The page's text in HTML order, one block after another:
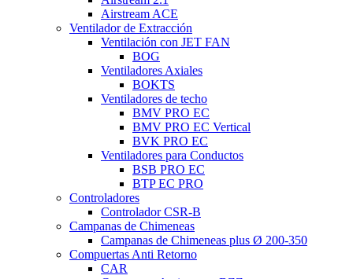
Airstream ACE
Ventilador de Extracción
Ventilación con JET FAN
BOG
Ventiladores Axiales
BOKTS
Ventiladores de techo
BMV PRO EC
BMV PRO EC Vertical
BVK PRO EC
Ventiladores para Conductos
BSB PRO EC
BTP EC PRO
Controladores
Controlador CSR-B
Campanas de Chimeneas
Campanas de Chimeneas plus Ø 200-350
Compuertas Anti Retorno
CAR